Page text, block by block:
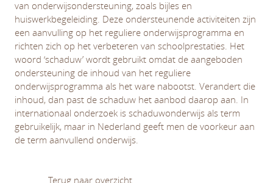
van onderwijsondersteuning, zoals bijles en
huiswerkbegeleiding. Deze ondersteunende activiteiten zijn
een aanvulling op het reguliere onderwijsprogramma en
richten zich op het verbeteren van schoolprestaties. Het
woord ‘schaduw’ wordt gebruikt omdat de aangeboden
ondersteuning de inhoud van het reguliere
onderwijsprogramma als het ware nabootst. Verandert die
inhoud, dan past de schaduw het aanbod daarop aan. In
internationaal onderzoek is schaduwonderwijs als term
gebruikelijk, maar in Nederland geeft men de voorkeur aan
de term aanvullend onderwijs.
Terug naar overzicht